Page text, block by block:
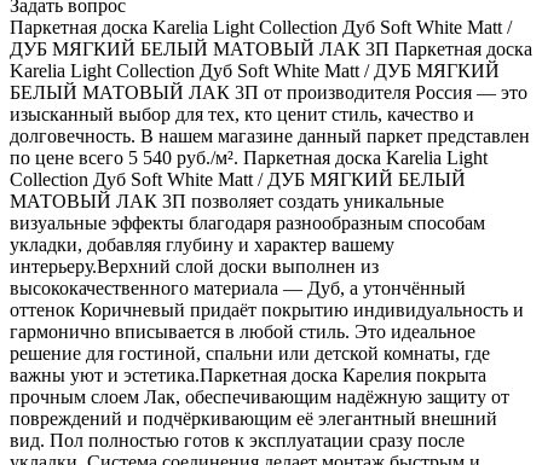
Задать вопрос
Паркетная доска Karelia Light Collection Дуб Soft White Matt /
ДУБ МЯГКИЙ БЕЛЫЙ МАТОВЫЙ ЛАК 3П Паркетная доска
Karelia Light Collection Дуб Soft White Matt / ДУБ МЯГКИЙ
БЕЛЫЙ МАТОВЫЙ ЛАК 3П от производителя Россия — это
изысканный выбор для тех, кто ценит стиль, качество и
долговечность. В нашем магазине данный паркет представлен
по цене всего 5 540 руб./м². Паркетная доска Karelia Light
Collection Дуб Soft White Matt / ДУБ МЯГКИЙ БЕЛЫЙ
МАТОВЫЙ ЛАК 3П позволяет создать уникальные
визуальные эффекты благодаря разнообразным способам
укладки, добавляя глубину и характер вашему
интерьеру.Верхний слой доски выполнен из
высококачественного материала — Дуб, а утончённый
оттенок Коричневый придаёт покрытию индивидуальность и
гармонично вписывается в любой стиль. Это идеальное
решение для гостиной, спальни или детской комнаты, где
важны уют и эстетика.Паркетная доска Карелия покрыта
прочным слоем Лак, обеспечивающим надёжную защиту от
повреждений и подчёркивающим её элегантный внешний
вид. Пол полностью готов к эксплуатации сразу после